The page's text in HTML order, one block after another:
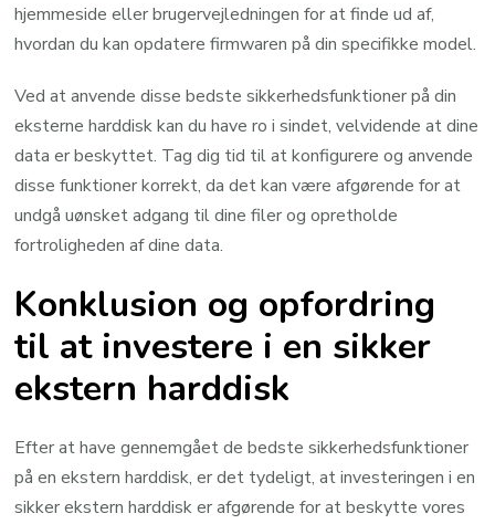
hjemmeside eller brugervejledningen for at finde ud af,
hvordan du kan opdatere firmwaren på din specifikke model.
Ved at anvende disse bedste sikkerhedsfunktioner på din
eksterne harddisk kan du have ro i sindet, velvidende at dine
data er beskyttet. Tag dig tid til at konfigurere og anvende
disse funktioner korrekt, da det kan være afgørende for at
undgå uønsket adgang til dine filer og opretholde
fortroligheden af dine data.
Konklusion og opfordring
til at investere i en sikker
ekstern harddisk
Efter at have gennemgået de bedste sikkerhedsfunktioner
på en ekstern harddisk, er det tydeligt, at investeringen i en
sikker ekstern harddisk er afgørende for at beskytte vores